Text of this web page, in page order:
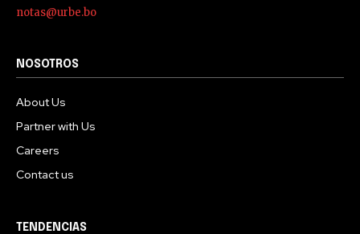
notas@urbe.bo
NOSOTROS
About Us
Partner with Us
Careers
Contact us
TENDENCIAS